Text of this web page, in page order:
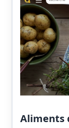
Aliments